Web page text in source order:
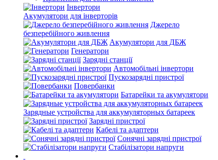
Інвертори
Акумулятори для інверторів
Джерело
безперебійного живлення
Акумулятори для ДБЖ
Генератори
Зарядні станції
Автомобільні інвертори
Пускозарядні пристрої
Повербанки
Батарейки та акумулятори
Зарядные устройства для аккумуляторных батареек
Зарядні пристрої
Кабелі та адаптери
Сонячні зарядні пристрої
Стабілізатори напруги